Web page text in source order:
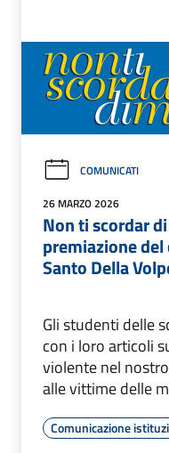
COMUNICATI
26 MARZO 2026
Non ti scordar
premiazione
Santo Della
Gli studenti delle
con i loro articoli
violente nel
alle vittime delle
Comunicazione